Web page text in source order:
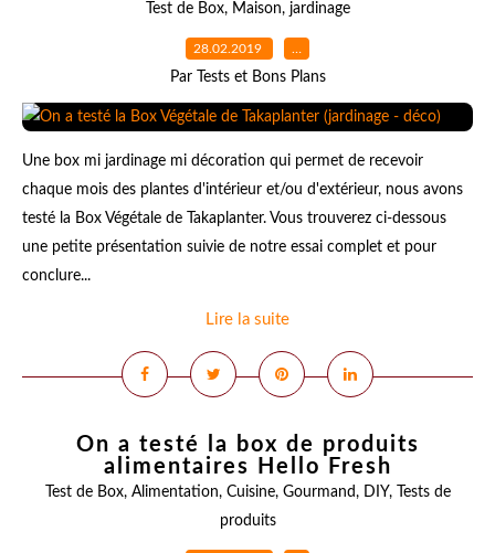
Test de Box, Maison, jardinage
28.02.2019 …
Par Tests et Bons Plans
Une box mi jardinage mi décoration qui permet de recevoir
chaque mois des plantes d'intérieur et/ou d'extérieur, nous avons
testé la Box Végétale de Takaplanter. Vous trouverez ci-dessous
une petite présentation suivie de notre essai complet et pour
conclure...
Lire la suite
On a testé la box de produits
alimentaires Hello Fresh
Test de Box, Alimentation, Cuisine, Gourmand, DIY,
Tests de
produits